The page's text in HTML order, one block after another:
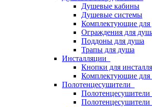
Душевые кабины
Душевые системы
Комплектующие для
Ограждения для
Поддоны для душа
Трапы для душа
Инсталляции
Кнопки для
Комплектующие для
Полотенцесушители
Полотенцесушители
Полотенцесушители